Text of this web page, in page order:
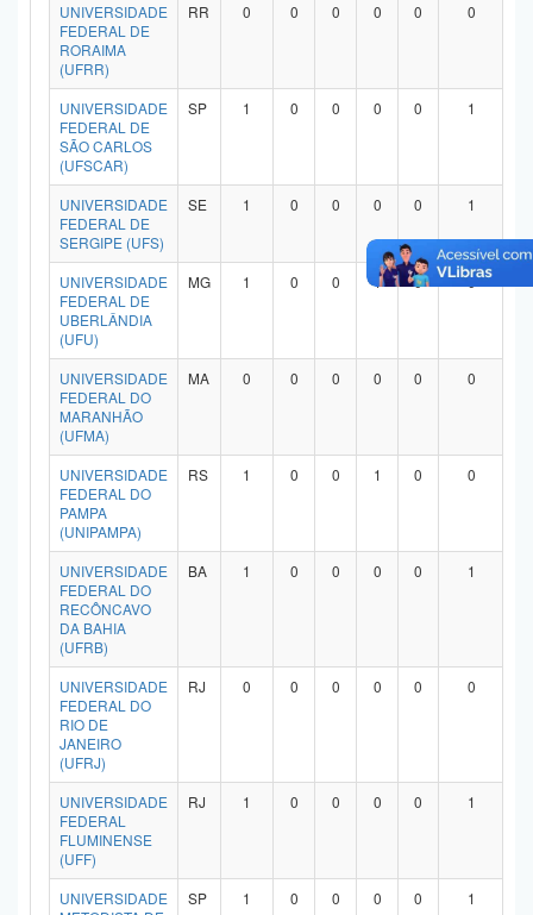
UNIVERSIDADE
FEDERAL DE
RORAIMA
(UFRR)
RR 0 0 0 0 0 0
UNIVERSIDADE
FEDERAL DE
SÃO CARLOS
(UFSCAR)
SP 1 0 0 0 0 1
UNIVERSIDADE
FEDERAL DE
SERGIPE (UFS)
SE 1 0 0 0 0 1
UNIVERSIDADE
FEDERAL DE
UBERLÂNDIA
(UFU)
MG 1 0 0 1 0 0
UNIVERSIDADE
FEDERAL DO
MARANHÃO
(UFMA)
MA 0 0 0 0 0 0
UNIVERSIDADE
FEDERAL DO
PAMPA
(UNIPAMPA)
RS 1 0 0 1 0 0
UNIVERSIDADE
FEDERAL DO
RECÔNCAVO
DA BAHIA
(UFRB)
BA 1 0 0 0 0 1
UNIVERSIDADE
FEDERAL DO
RIO DE
JANEIRO
(UFRJ)
RJ 0 0 0 0 0 0
UNIVERSIDADE
FEDERAL
FLUMINENSE
(UFF)
RJ 1 0 0 0 0 1
UNIVERSIDADE
SP 1 0 0 0 0 1